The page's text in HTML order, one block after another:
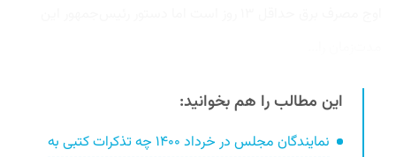
این مطالب را هم بخوانید:
نمایندگان مجلس در خرداد ۱۴۰۰ چه تذکرات کتبی‌ به